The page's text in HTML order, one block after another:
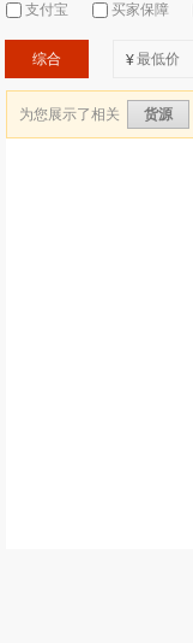
支付宝 买家保障
综合 ¥
为您展示了相关 货源